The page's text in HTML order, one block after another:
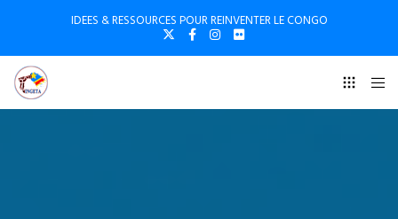
IDEES & RESSOURCES POUR REINVENTER LE CONGO